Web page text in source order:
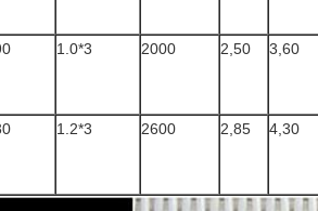
1.0*3 2000 2,50 3,60
1.2*3 2600 2,85 4,30